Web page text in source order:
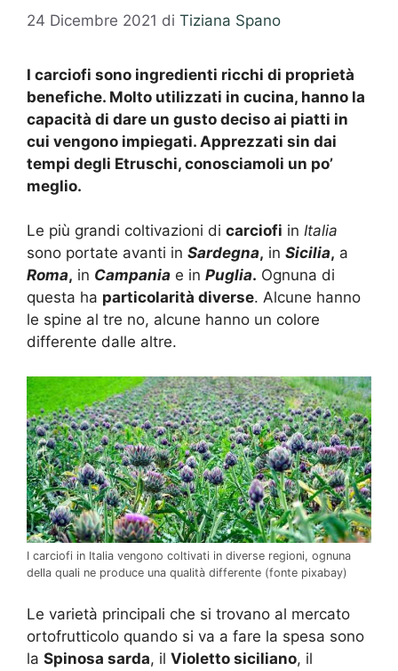
24 Dicembre 2021 di Tiziana Spano
I carciofi sono ingredienti ricchi di proprietà
benefiche. Molto utilizzati in cucina, hanno la
capacità di dare un gusto deciso ai piatti in
cui vengono impiegati. Apprezzati sin dai
tempi degli Etruschi, conosciamoli un po’
meglio.
Le più grandi coltivazioni di carciofi in Italia
sono portate avanti in Sardegna, in Sicilia, a
Roma, in Campania e in Puglia. Ognuna di
questa ha particolarità diverse. Alcune hanno
le spine al tre no, alcune hanno un colore
differente dalle altre.
I carciofi in Italia vengono coltivati in diverse regioni, ognuna
della quali ne produce una qualità differente (fonte pixabay)
Le varietà principali che si trovano al mercato
ortofrutticolo quando si va a fare la spesa sono
la Spinosa sarda, il Violetto siciliano, il